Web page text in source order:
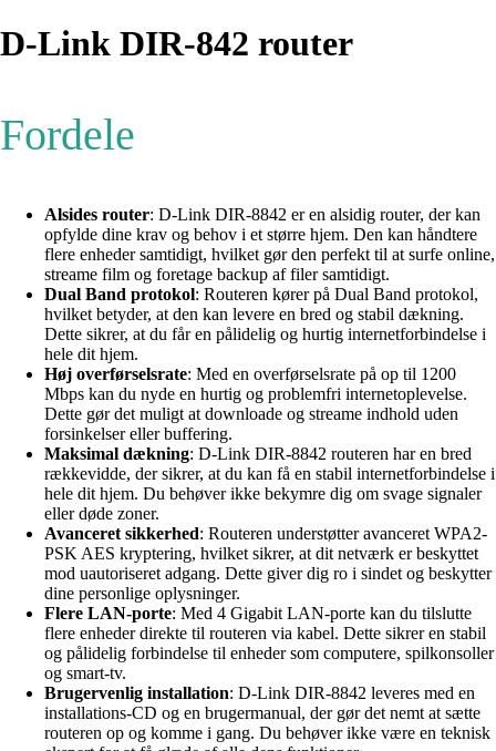
D-Link DIR-842 router
Fordele
Alsides router: D-Link DIR-8842 er en alsidig router, der kan
opfylde dine krav og behov i et større hjem. Den kan håndtere
flere enheder samtidigt, hvilket gør den perfekt til at surfe online,
streame film og foretage backup af filer samtidigt.
Dual Band protokol: Routeren kører på Dual Band protokol,
hvilket betyder, at den kan levere en bred og stabil dækning.
Dette sikrer, at du får en pålidelig og hurtig internetforbindelse i
hele dit hjem.
Høj overførselsrate: Med en overførselsrate på op til 1200
Mbps kan du nyde en hurtig og problemfri internetoplevelse.
Dette gør det muligt at downloade og streame indhold uden
forsinkelser eller buffering.
Maksimal dækning: D-Link DIR-8842 routeren har en bred
rækkevidde, der sikrer, at du kan få en stabil internetforbindelse i
hele dit hjem. Du behøver ikke bekymre dig om svage signaler
eller døde zoner.
Avanceret sikkerhed: Routeren understøtter avanceret WPA2-
PSK AES kryptering, hvilket sikrer, at dit netværk er beskyttet
mod uautoriseret adgang. Dette giver dig ro i sindet og beskytter
dine personlige oplysninger.
Flere LAN-porte: Med 4 Gigabit LAN-porte kan du tilslutte
flere enheder direkte til routeren via kabel. Dette sikrer en stabil
og pålidelig forbindelse til enheder som computere, spilkonsoller
og smart-tv.
Brugervenlig installation: D-Link DIR-8842 leveres med en
installations-CD og en brugermanual, der gør det nemt at sætte
routeren op og komme i gang. Du behøver ikke være en teknisk